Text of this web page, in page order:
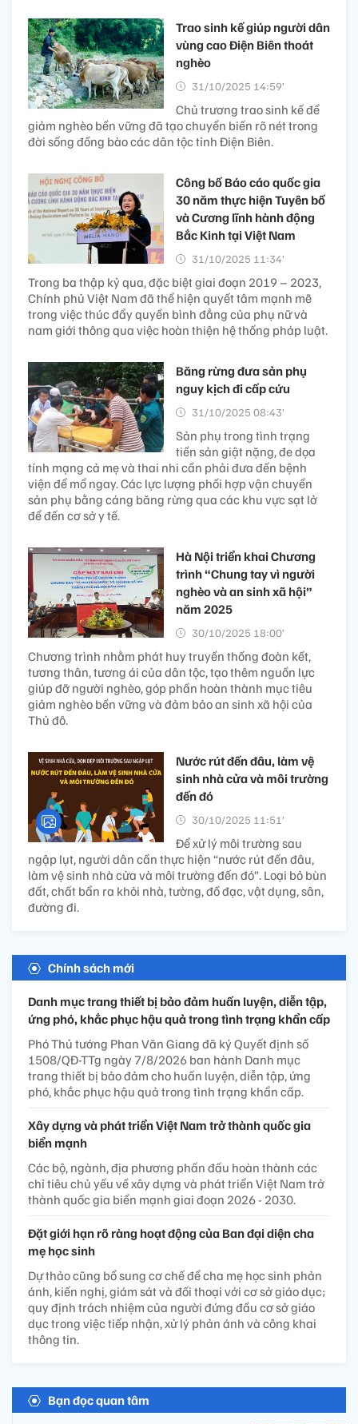
Trao sinh kế giúp người dân
vùng cao Điện Biên thoát
nghèo
31/10/2025 14:59’
Chủ trương trao sinh kế để
giảm nghèo bền vững đã tạo chuyển biến rõ nét trong
đời sống đồng bào các dân tộc tỉnh Điện Biên.
Công bố Báo cáo quốc gia
30 năm thực hiện Tuyên bố
và Cương lĩnh hành động
Bắc Kinh tại Việt Nam
31/10/2025 11:34’
Trong ba thập kỷ qua, đặc biệt giai đoạn 2019 – 2023,
Chính phủ Việt Nam đã thể hiện quyết tâm mạnh mẽ
trong việc thúc đẩy quyền bình đẳng của phụ nữ và
nam giới thông qua việc hoàn thiện hệ thống pháp luật.
Băng rừng đưa sản phụ
nguy kịch đi cấp cứu
31/10/2025 08:43’
Sản phụ trong tình trạng
tiền sản giật nặng, đe dọa
tính mạng cả mẹ và thai nhi cần phải đưa đến bệnh
viện để mổ ngay. Các lực lượng phối hợp vận chuyển
sản phụ bằng cáng băng rừng qua các khu vực sạt lở
để đến cơ sở y tế.
Hà Nội triển khai Chương
trình “Chung tay vì người
nghèo và an sinh xã hội”
năm 2025
30/10/2025 18:00’
Chương trình nhằm phát huy truyền thống đoàn kết,
tương thân, tương ái của dân tộc, tạo thêm nguồn lực
giúp đỡ người nghèo, góp phần hoàn thành mục tiêu
giảm nghèo bền vững và đảm bảo an sinh xã hội của
Thủ đô.
Nước rút đến đâu, làm vệ
sinh nhà cửa và môi trường
đến đó
30/10/2025 11:51’
Để xử lý môi trường sau
ngập lụt, người dân cần thực hiện “nước rút đến đâu,
làm vệ sinh nhà cửa và môi trường đến đó”. Loại bỏ bùn
đất, chất bẩn ra khỏi nhà, tường, đồ đạc, vật dụng, sân,
đường đi.
Chính sách mới
Danh mục trang thiết bị bảo đảm huấn luyện, diễn tập,
ứng phó, khắc phục hậu quả trong tình trạng khẩn cấp
Phó Thủ tướng Phan Văn Giang đã ký Quyết định số
1508/QĐ-TTg ngày 7/8/2026 ban hành Danh mục
trang thiết bị bảo đảm cho huấn luyện, diễn tập, ứng
phó, khắc phục hậu quả trong tình trạng khẩn cấp.
Xây dựng và phát triển Việt Nam trở thành quốc gia
biển mạnh
Các bộ, ngành, địa phương phấn đấu hoàn thành các
chỉ tiêu chủ yếu về xây dựng và phát triển Việt Nam trở
thành quốc gia biển mạnh giai đoạn 2026 - 2030.
Đặt giới hạn rõ ràng hoạt động của Ban đại diện cha
mẹ học sinh
Dự thảo cũng bổ sung cơ chế để cha mẹ học sinh phản
ánh, kiến nghị, giám sát và đối thoại với cơ sở giáo dục;
quy định trách nhiệm của người đứng đầu cơ sở giáo
dục trong việc tiếp nhận, xử lý phản ánh và công khai
thông tin.
Bạn đọc quan tâm